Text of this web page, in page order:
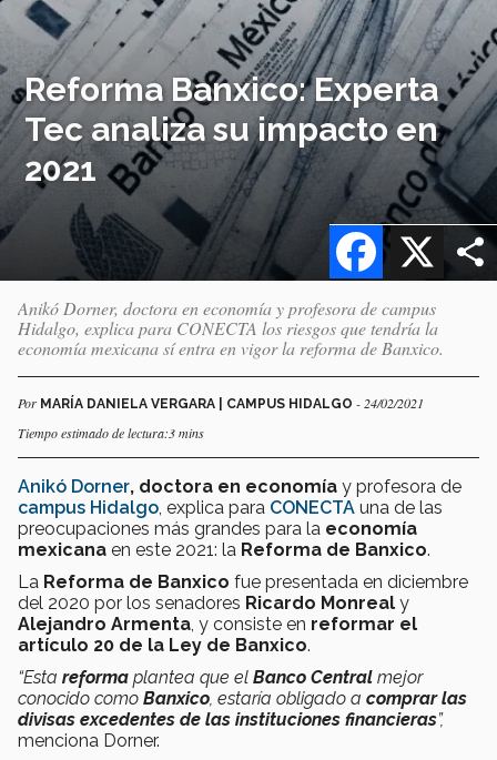
Reforma Banxico: Experta
Tec analiza su impacto en
2021
X
Facebook
Anikó Dorner, doctora en economía y profesora de campus
Hidalgo, explica para CONECTA los riesgos que tendría la
economía mexicana sí entra en vigor la reforma de Banxico.
Por MARÍA DANIELA VERGARA | CAMPUS HIDALGO - 24/02/2021
Tiempo estimado de lectura:3 mins
Anikó Dorner, doctora en economía y profesora de
campus Hidalgo , explica para CONECTA una de las
preocupaciones más grandes para la economía
mexicana en este 2021: la Reforma de Banxico.
La Reforma de Banxico fue presentada en diciembre
del 2020 por los senadores Ricardo Monreal y
Alejandro Armenta , y consiste en reformar el
artículo 20 de la Ley de Banxico.
“Esta reforma plantea que el Banco Central mejor
conocido como Banxico , estaría obligado a comprar las
divisas excedentes de las instituciones financieras”,
menciona Dorner.